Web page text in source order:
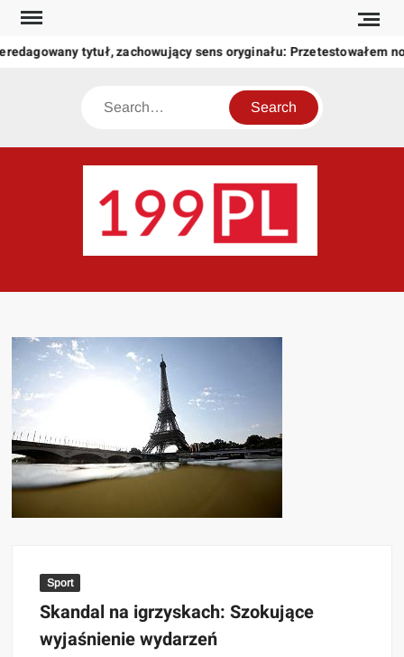
Skip
content
tytuł, zachowujący sens oryginału: Przetestowałem
Search
świat
Sport
Skandal na igrzyskach: Szokujące
wyjaśnienie wydarzeń